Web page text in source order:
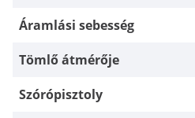
Áramlási sebesség
Tömlő átmérője
Szórópisztoly